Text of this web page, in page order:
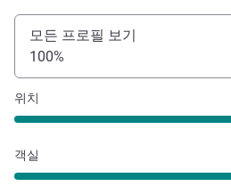
모든 프로필 보기
100%
위치
객실